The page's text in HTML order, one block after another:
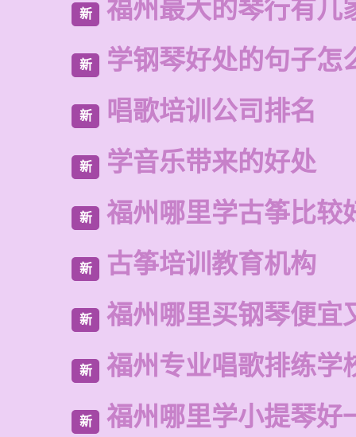
新 福州最大的琴行有几
新 学钢琴好处的句子怎
新 唱歌培训公司排名
新 学音乐带来的好处
新 福州哪里学古筝比较
新 古筝培训教育机构
新 福州哪里买钢琴便宜
新 福州专业唱歌排练学
新 福州哪里学小提琴好